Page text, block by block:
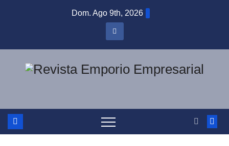
Dom. Ago 9th, 2026